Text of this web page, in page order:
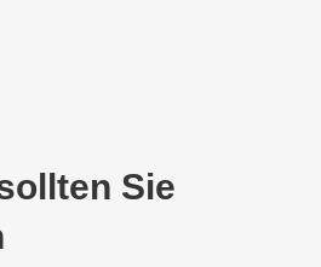
Sie